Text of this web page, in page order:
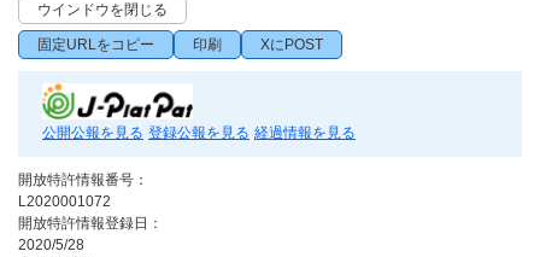
ウインドウを閉じる
固定URLをコピー 印刷 XにPOST
公開公報を見る 登録公報を見る 経過情報を見る
開放特許情報番号：
L2020001072
開放特許情報登録日：
2020/5/28